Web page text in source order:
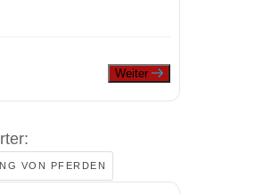
Weiter
VON PFERDEN